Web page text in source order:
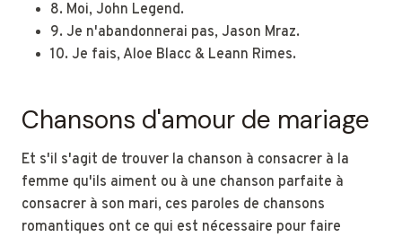
8. Moi, John Legend.
9. Je n'abandonnerai pas, Jason Mraz.
10. Je fais, Aloe Blacc & Leann Rimes.
Chansons d'amour de mariage
Et s'il s'agit de trouver la chanson à consacrer à la
femme qu'ils aiment ou à une chanson parfaite à
consacrer à son mari, ces paroles de chansons
romantiques ont ce qui est nécessaire pour faire